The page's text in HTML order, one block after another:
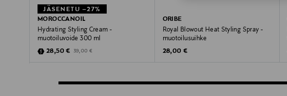
JÄSENETU –27%
MOROCCANOIL
Hydrating Styling Cream -
muotoiluvoide 300 ml
Discounted Price
28,50 € Original Price
39,00 €
ORIBE
Royal Blowout Heat Styling Spray -
muotoilusuihke
Original Price
28,00 €